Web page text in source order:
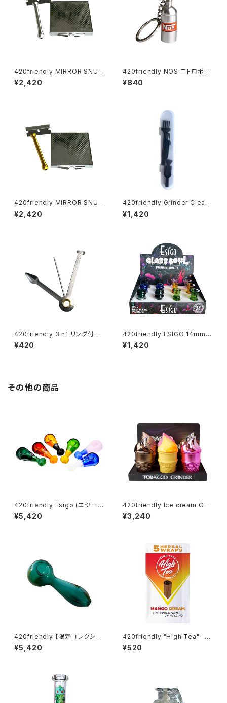
420friendly MIRROR SNUF
F KIT (ミラースナッフキット)
¥2,420
420friendly NOS ニトロボン
ベ型 キーホルダー(収納ケース)
¥840
420friendly MIRROR SNUF
F KIT (ミラースナッフキット)
¥2,420
420friendly Grinder Cleani
ng Kit 4点セット グラインダー
クリーニングキット
¥1,420
420friendly 3in1 リング付き
パイプコンパニオン (8cm)
¥420
420friendly ESIGO 14mmガ
ラスボウル(火皿) Phoenix As
h Catcher
¥1,420
その他の商品
420friendly Esigo (エジー
ゴ) - ミニスプーン ガラスパイプ
¥5,420
420friendly Ice cream Con
e Herb Grinder (4層構造）グ
ラインダー
¥3,240
420friendly 【限定コレクショ
ン】EG ESSENTIALS スプーン
型 ガラスパイプ
¥5,420
420friendly "High Tea"- Bl
unt Wraps / 自分で巻く 愛好
家 420friendlyおすすめ (マン
¥520